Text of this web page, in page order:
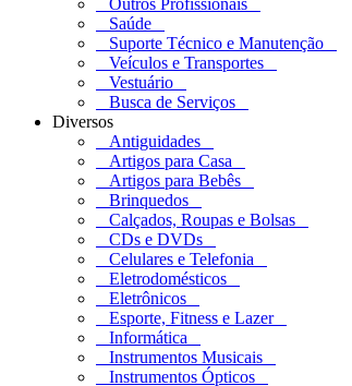
Saúde
Suporte Técnico e Manutenção
Veículos e Transportes
Vestuário
Busca de Serviços
Diversos
Antiguidades
Artigos para Casa
Artigos para Bebês
Brinquedos
Calçados, Roupas e Bolsas
CDs e DVDs
Celulares e Telefonia
Eletrodomésticos
Eletrônicos
Esporte, Fitness e Lazer
Informática
Instrumentos Musicais
Instrumentos Ópticos